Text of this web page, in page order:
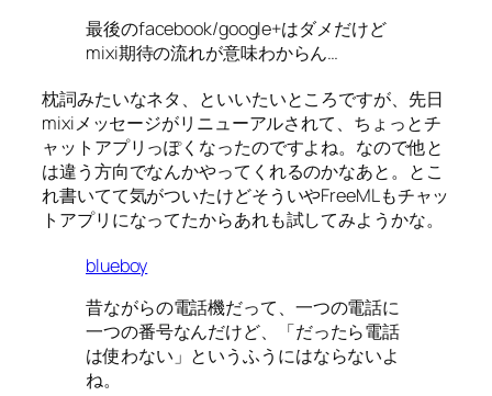
最後のfacebook/google+はダメだけど
mixi期待の流れが意味わからん…
枕詞みたいなネタ、といいたいところですが、先日
mixiメッセージがリニューアルされて、ちょっとチ
ャットアプリっぽくなったのですよね。なので他と
は違う方向でなんかやってくれるのかなあと。とこ
れ書いてて気がついたけどそういやFreeMLもチャッ
トアプリになってたからあれも試してみようかな。
blueboy
昔ながらの電話機だって、一つの電話に
一つの番号なんだけど、「だったら電話
は使わない」というふうにはならないよ
ね。